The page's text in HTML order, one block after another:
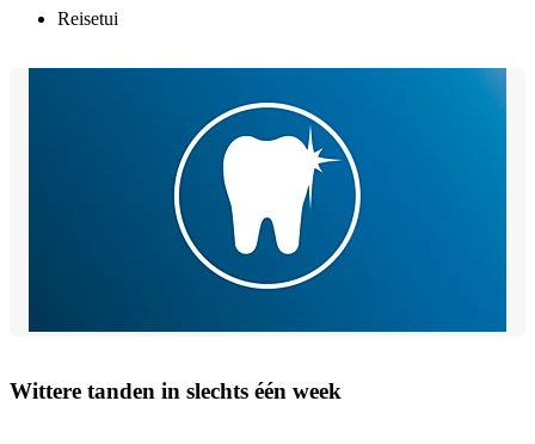
Reisetui
Wittere tanden in slechts één week